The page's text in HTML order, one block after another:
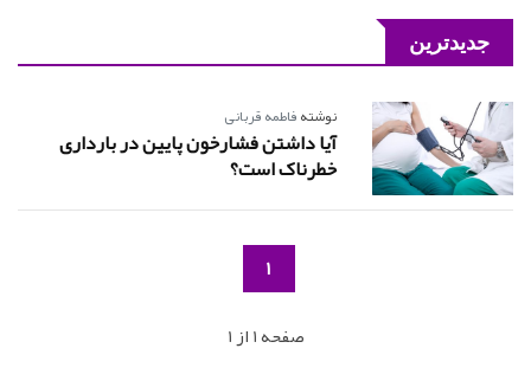
جدیدترین
نوشتهفاطمه قربانی
آیا داشتن فشارخون پایین در بارداری
خطرناک است؟
1
صفحه 1 از 1